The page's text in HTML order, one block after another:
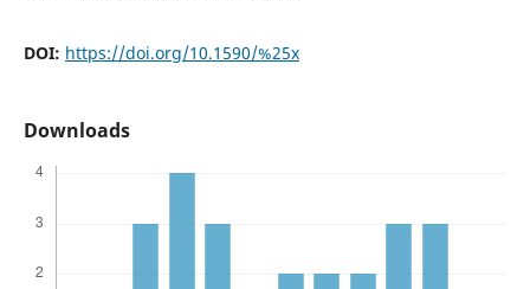
DOI: https://doi.org/10.1590/%25x
Downloads